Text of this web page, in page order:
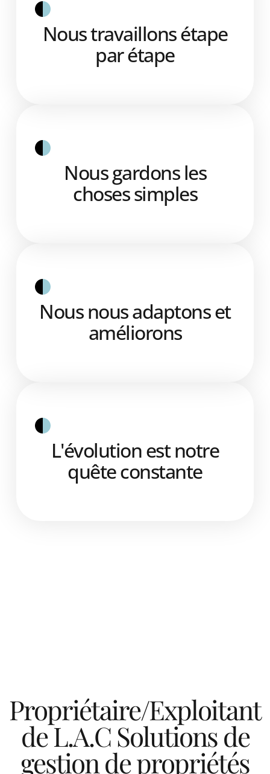
Nous travaillons étape
par étape
Nous gardons les
choses simples
Nous nous adaptons et
améliorons
L'évolution est notre
quête constante
Propriétaire/Exploitant
de L.A.C Solutions de
gestion de propriétés